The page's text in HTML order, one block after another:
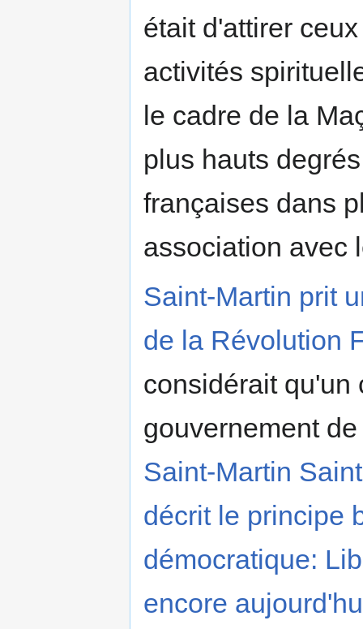
était d'attirer
activités
le cadre de la
plus hauts
françaises dans
association avec
Saint-Martin prit
de la Révolution
considérait qu'un
gouvernement
Saint-Martin
décrit le principe
démocratique:
encore